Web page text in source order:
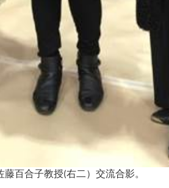
藤百合子教授(右二）交流合影。